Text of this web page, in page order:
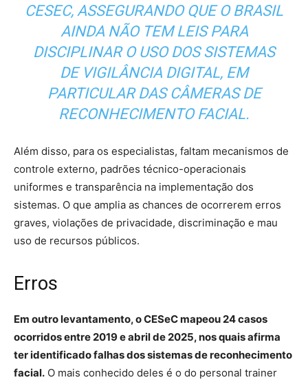
CESEC, ASSEGURANDO QUE O BRASIL
AINDA NÃO TEM LEIS PARA
DISCIPLINAR O USO DOS SISTEMAS
DE VIGILÂNCIA DIGITAL, EM
PARTICULAR DAS CÂMERAS DE
RECONHECIMENTO FACIAL.
Além disso, para os especialistas, faltam mecanismos de
controle externo, padrões técnico-operacionais
uniformes e transparência na implementação dos
sistemas. O que amplia as chances de ocorrerem erros
graves, violações de privacidade, discriminação e mau
uso de recursos públicos.
Erros
Em outro levantamento, o CESeC mapeou 24 casos
ocorridos entre 2019 e abril de 2025, nos quais afirma
ter identificado falhas dos sistemas de reconhecimento
facial. O mais conhecido deles é o do personal trainer